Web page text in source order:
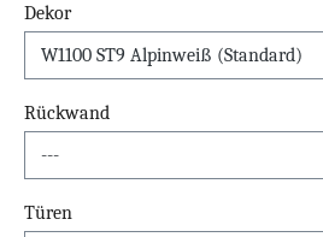
Dekor
Rückwand
Türen